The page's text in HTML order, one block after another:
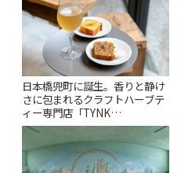
日本橋兜町に誕生。香りと静け
さに包まれるクラフトハーブテ
ィー専門店「TYNK
Kabutocho」 | ことりっぷ